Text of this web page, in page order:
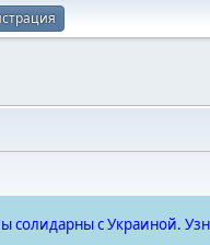
солидарны с Украиной.